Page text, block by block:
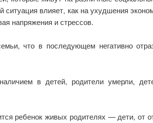
влияет, как на ухудшения
напряжения и стрессов.
что в последующем негативно
в детей, родители умерли,
ребенок живых родителях — дети, от